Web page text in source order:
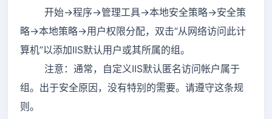
开始->程序->管理工具->本地安全策略->安全策
略->本地策略->用户权限分配，双击“从网络访问此计
算机”以添加IIS默认用户或其所属的组。
注意：通常，自定义IIS默认匿名访问帐户属于
组。出于安全原因，没有特别的需要。请遵守这条规
则。